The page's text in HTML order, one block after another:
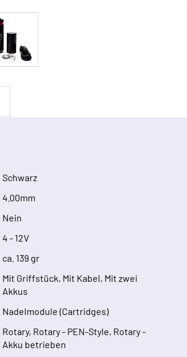
Schwarz
4.00mm
Nein
4 - 12V
ca. 139 gr
Mit Griffstück, Mit Kabel, Mit zwei
Akkus
Nadelmodule (Cartridges)
Rotary, Rotary - PEN-Style, Rotary -
Akku betrieben